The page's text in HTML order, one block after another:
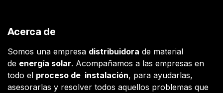
Acerca de
Somos una empresa distribuidora de material
de energía solar. Acompañamos a las empresas en
todo el proceso de instalación, para ayudarlas,
asesorarlas y resolver todos aquellos problemas que